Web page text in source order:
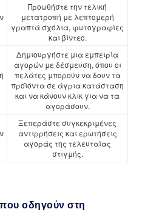
Προωθήστε την τελική
μετατροπή με λεπτομερή
γραπτά σχόλια, φωτογραφίες
και βίντεο.
Δημιουργήστε μια εμπειρία
αγορών με δέσμευση, όπου οι
πελάτες μπορούν να δουν τα
προϊόντα σε άγρια κατάσταση
και να κάνουν κλικ για να τα
αγοράσουν.
Ξεπεράστε συγκεκριμένες
αντιρρήσεις και ερωτήσεις
αγοράς της τελευταίας
στιγμής.
οδηγούν στη